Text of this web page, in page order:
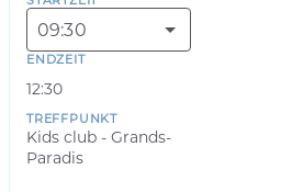
09:30
ENDZEIT
12:30
TREFFPUNKT
Kids club - Grands-
Paradis